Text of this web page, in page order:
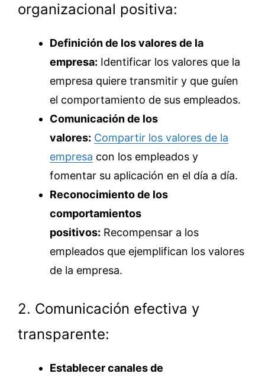
organizacional positiva:
Definición de los valores de la
empresa: Identificar los valores que la
empresa quiere transmitir y que guíen
el comportamiento de sus empleados.
Comunicación de los
valores: Compartir los valores de la
empresa con los empleados y
fomentar su aplicación en el día a día.
Reconocimiento de los
comportamientos
positivos: Recompensar a los
empleados que ejemplifican los valores
de la empresa.
2. Comunicación efectiva y
transparente:
Establecer canales de